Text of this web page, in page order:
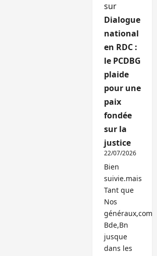
sur
Dialogue
national
en RDC :
le PCDBG
plaide
pour une
paix
fondée
sur la
justice
22/07/2026
Bien
suivie.mais
Tant que
Nos
généraux,com
Bde,Bn
jusque
dans les